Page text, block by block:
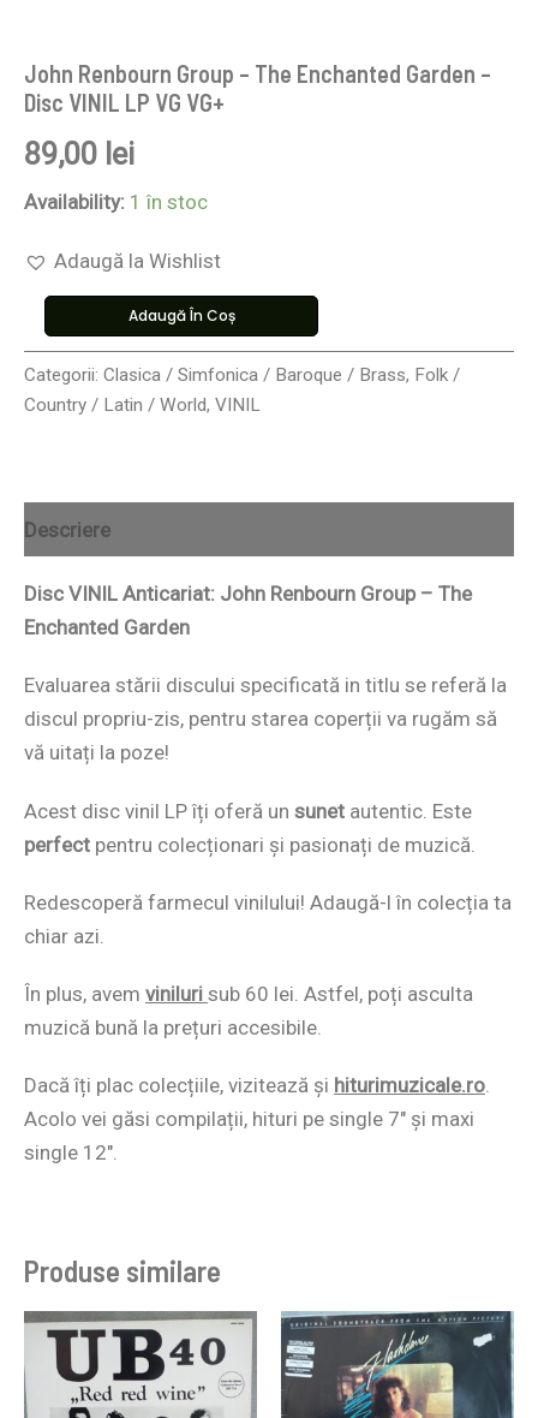
John Renbourn Group – The Enchanted Garden –
Disc VINIL LP VG VG+
89,00 lei
Availability: 1 în stoc
Adaugă la Wishlist
Adaugă În Coș
Categorii: Clasica / Simfonica / Baroque / Brass, Folk /
Country / Latin / World, VINIL
Descriere
Disc VINIL Anticariat: John Renbourn Group – The
Enchanted Garden
Evaluarea stării discului specificată in titlu se referă la
discul propriu-zis, pentru starea coperții va rugăm să
vă uitați la poze!
Acest disc vinil LP îți oferă un sunet autentic. Este
perfect pentru colecționari și pasionați de muzică.
Redescoperă farmecul vinilului! Adaugă-l în colecția ta
chiar azi.
În plus, avem viniluri sub 60 lei. Astfel, poți asculta
muzică bună la prețuri accesibile.
Dacă îți plac colecțiile, vizitează și hiturimuzicale.ro.
Acolo vei găsi compilații, hituri pe single 7″ și maxi
single 12″.
Produse similare